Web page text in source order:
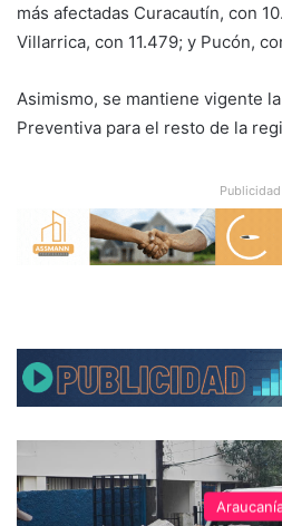
más afectadas Curacautín, con
Villarrica, con 11.479; y Pucón,
Asimismo, se mantiene vigente
Preventiva para el resto de la
Publicidad